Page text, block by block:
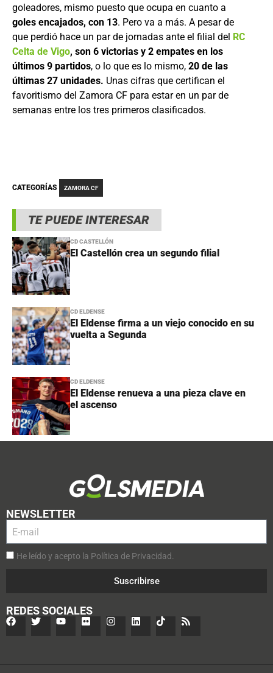
TE PUEDE INTERESAR
CD CASTELLÓN
El Castellón crea un segundo filial
CD ELDENSE
El Eldense firma a un viejo conocido en su
vuelta a Segunda
CD ELDENSE
El Eldense renueva a una pieza clave en
el ascenso
goleadores, mismo puesto que ocupa en cuanto a
goles encajados, con 13. Pero va a más. A pesar de
que perdió hace un par de jornadas ante el filial del RC
Celta de Vigo, son 6 victorias y 2 empates en los
últimos 9 partidos, o lo que es lo mismo, 20 de las
últimas 27 unidades. Unas cifras que certifican el
favoritismo del Zamora CF para estar en un par de
semanas entre los tres primeros clasificados.
CATEGORÍAS ZAMORA CF
NEWSLETTER
He leído y acepto la Política de Privacidad.
Suscribirse
REDES SOCIALES